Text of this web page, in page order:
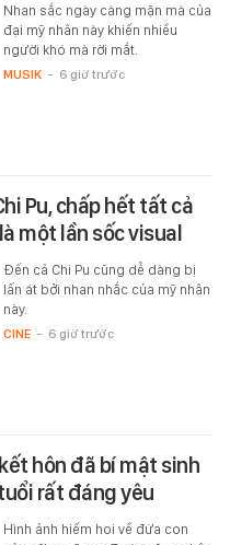
Nhan sắc ngày càng mặn mà của
đại mỹ nhân này khiến nhiều
người khó mà rời mắt.
MUSIK - 6 giờ trước
Pu, chấp hết tất cả
một lần sốc visual
Đến cả Chi Pu cũng dễ dàng bị
lấn át bởi nhan nhắc của mỹ nhân
này.
CINE - 6 giờ trước
hôn đã bí mật sinh
rất đáng yêu
Hình ảnh hiếm hoi về đứa con